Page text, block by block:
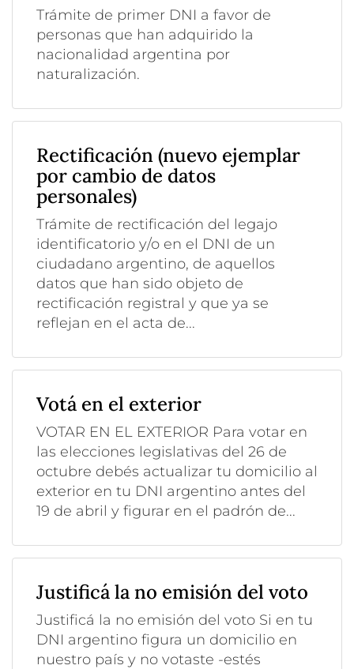
Trámite de primer DNI a favor de
personas que han adquirido la
nacionalidad argentina por
naturalización.
Rectificación (nuevo ejemplar
por cambio de datos
personales)
Trámite de rectificación del legajo
identificatorio y/o en el DNI de un
ciudadano argentino, de aquellos
datos que han sido objeto de
rectificación registral y que ya se
reflejan en el acta de...
Votá en el exterior
VOTAR EN EL EXTERIOR Para votar en
las elecciones legislativas del 26 de
octubre debés actualizar tu domicilio al
exterior en tu DNI argentino antes del
19 de abril y figurar en el padrón de...
Justificá la no emisión del voto
Justificá la no emisión del voto Si en tu
DNI argentino figura un domicilio en
nuestro país y no votaste -estés